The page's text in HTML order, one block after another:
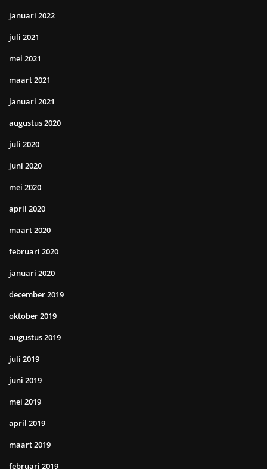
januari 2022
juli 2021
mei 2021
maart 2021
januari 2021
augustus 2020
juli 2020
juni 2020
mei 2020
april 2020
maart 2020
februari 2020
januari 2020
december 2019
oktober 2019
augustus 2019
juli 2019
juni 2019
mei 2019
april 2019
maart 2019
februari 2019